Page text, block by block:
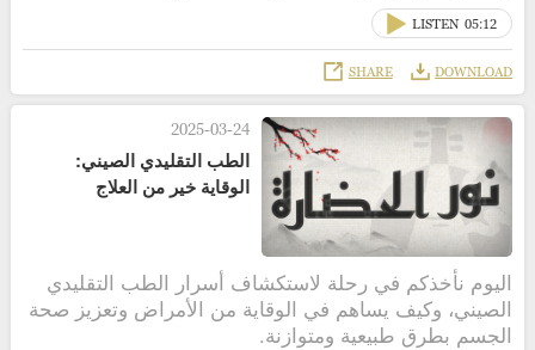
LISTEN 05:12
DOWNLOAD
SHARE
2025-03-24
الطب التقليدي الصيني:
الوقاية خير من العلاج
اليوم نأخذكم في رحلة لاستكشاف أسرار الطب التقليدي
الصيني، وكيف يساهم في الوقاية من الأمراض وتعزيز صحة
الجسم بطرق طبيعية ومتوازنة.